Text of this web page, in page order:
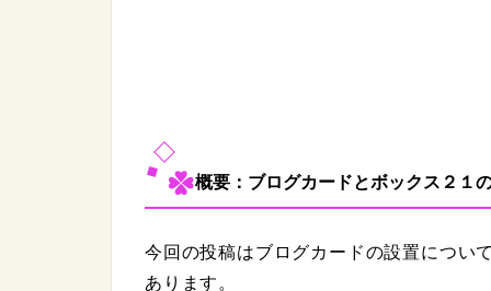
概要：ブログカードとボックス２１
今回の投稿はブログカードの設置につい
あります。